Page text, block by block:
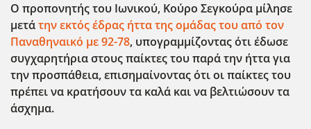
Ο προπονητής του Ιωνικού, Κούρο Σεγκούρα μίλησε
μετάτην εκτός έδρας ήττα της ομάδας του από τον
Παναθηναικό με 92-78, υπογραμμίζοντας ότι έδωσε
συγχαρητήρια στους παίκτες του παρά την ήττα για
την προσπάθεια, επισημαίνοντας ότι οι παίκτες του
πρέπει να κρατήσουν τα καλά και να βελτιώσουν τα
άσχημα.